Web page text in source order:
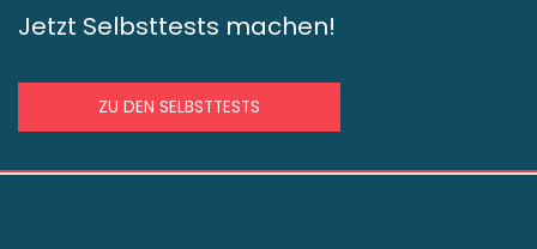
Jetzt Selbsttests machen!
ZU DEN SELBSTTESTS